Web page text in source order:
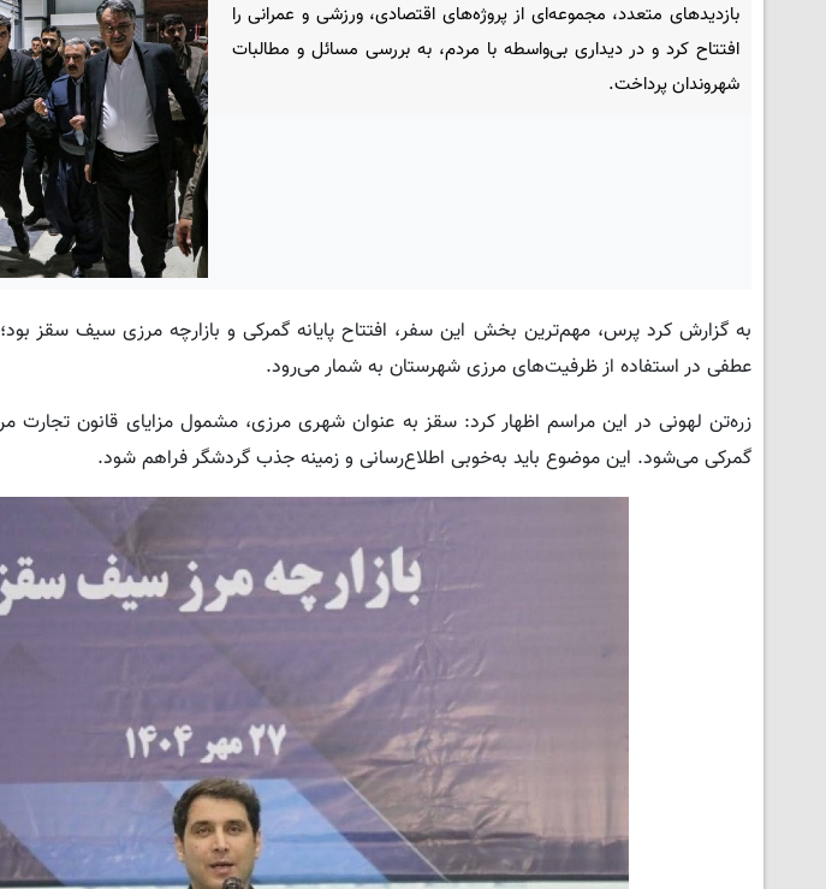
بازدیدهای متعدد، مجموعه‌ای از پروژه‌های اقتصادی، ورزشی و عمرانی را
افتتاح کرد و در دیداری بی‌واسطه با مردم، به بررسی مسائل و مطالبات
شهروندان پرداخت.
به گزارش کرد پرس، مهم‌ترین بخش این سفر، افتتاح پایانه گمرکی و بازارچه مرزی سیف سقز بود؛
عطفی در استفاده از ظرفیت‌های مرزی شهرستان به شمار می‌رود.
زره‌تن لهونی در این مراسم اظهار کرد: سقز به عنوان شهری مرزی، مشمول مزایای قانون تجارت
گمرکی می‌شود. این موضوع باید به‌خوبی اطلاع‌رسانی و زمینه جذب گردشگر فراهم شود.